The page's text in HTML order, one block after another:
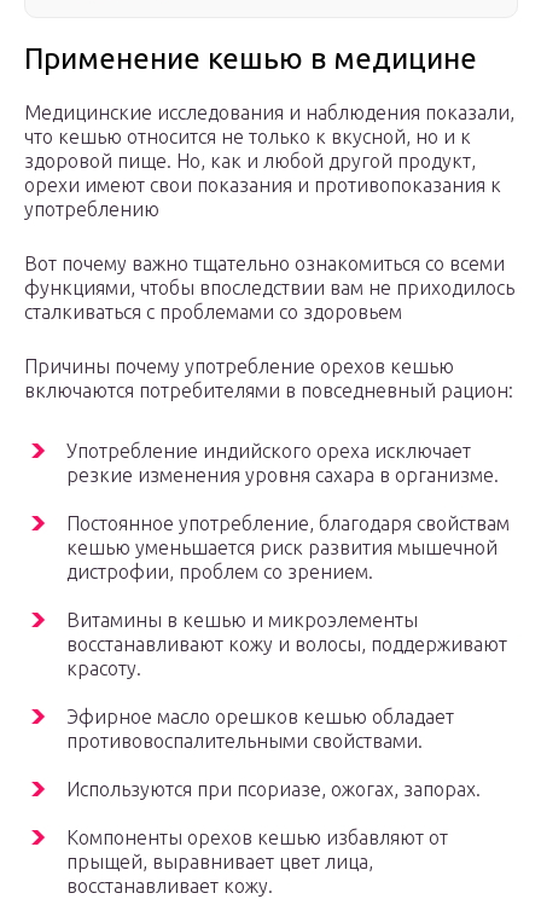
Применение кешью в медицине
Медицинские исследования и наблюдения показали,
что кешью относится не только к вкусной, но и к
здоровой пище. Но, как и любой другой продукт,
орехи имеют свои показания и противопоказания к
употреблению
Вот почему важно тщательно ознакомиться со всеми
функциями, чтобы впоследствии вам не приходилось
сталкиваться с проблемами со здоровьем
Причины почему употребление орехов кешью
включаются потребителями в повседневный рацион:
Употребление индийского ореха исключает
резкие изменения уровня сахара в организме.
Постоянное употребление, благодаря свойствам
кешью уменьшается риск развития мышечной
дистрофии, проблем со зрением.
Витамины в кешью и микроэлементы
восстанавливают кожу и волосы, поддерживают
красоту.
Эфирное масло орешков кешью обладает
противовоспалительными свойствами.
Используются при псориазе, ожогах, запорах.
Компоненты орехов кешью избавляют от
прыщей, выравнивает цвет лица,
восстанавливает кожу.